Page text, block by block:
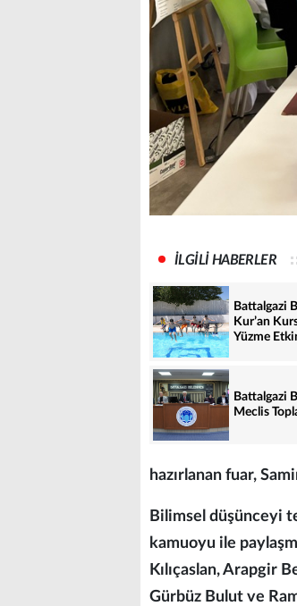
İLGİLİ HABERLER
Battalgazi
Kur’an
Yüzme
Battalgazi
Meclis
hazırlanan fuar,
Bilimsel düşünceyi
kamuoyu ile
Kılıçaslan, Arapgir
Gürbüz Bulut ve